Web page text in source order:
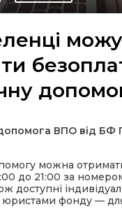
ВПО від БФ
можна
до 21:00 за
доступні
юристами фонду —